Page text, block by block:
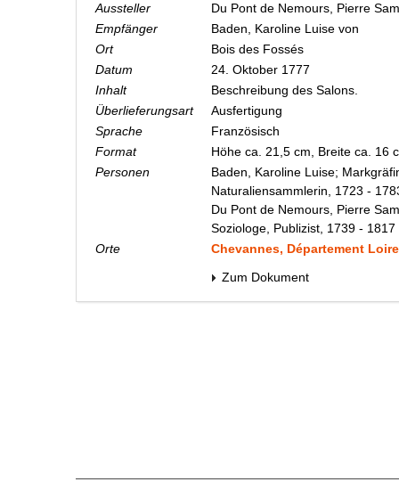
Aussteller
Du Pont de Nemours, Pierre
Empfänger
Baden, Karoline Luise von
Ort
Bois des Fossés
Datum
24. Oktober 1777
Inhalt
Beschreibung des Salons.
Überlieferungsart
Ausfertigung
Sprache
Französisch
Format
Höhe ca. 21,5 cm, Breite ca. 16
Personen
Baden, Karoline Luise;
Naturaliensammlerin, 1723 -
Du Pont de Nemours, Pierre
Soziologe, Publizist, 1739 - 1817
Orte
Chevannes, Département
Zum Dokument